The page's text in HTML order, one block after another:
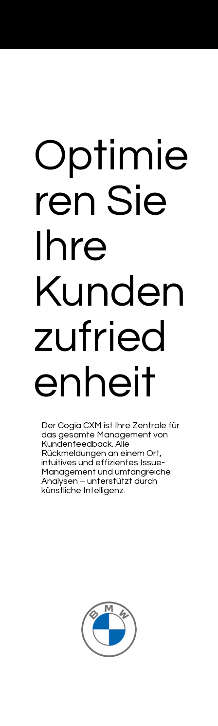
Optimie
ren Sie
Ihre
Kunden
zufried
enheit
​Der Cogia CXM ist Ihre Zentrale für
das gesamte Management von
Kundenfeedback. Alle
Rückmeldungen an einem Ort,
intuitives und effizientes Issue-
Management und umfangreiche
Analysen – unterstützt durch
künstliche Intelligenz.